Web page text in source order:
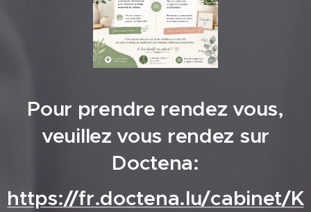
Pour prendre rendez vous,
veuillez vous rendez sur
Doctena:
https://fr.doctena.lu/cabinet/K